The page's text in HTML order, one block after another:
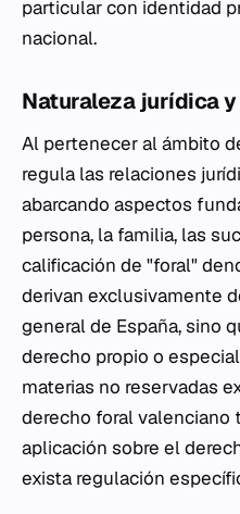
particular con identidad
nacional.
Naturaleza jurídica
Al pertenecer al ámbito
regula las relaciones
abarcando aspectos
persona, la familia, las
calificación de "foral"
derivan exclusivamente
general de España, sino
derecho propio o
materias no reservadas
derecho foral valenciano
aplicación sobre el
exista regulación